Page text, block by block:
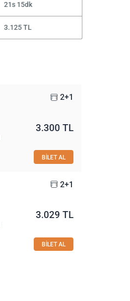
21s 15dk
3.125 TL
2+1
3.300 TL
BİLET AL
2+1
3.029 TL
BİLET AL